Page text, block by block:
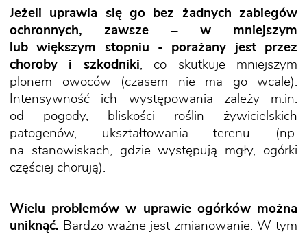
Jeżeli uprawia się go bez żadnych zabiegów
ochronnych, zawsze – w mniejszym
lub większym stopniu - porażany jest przez
choroby i szkodniki, co skutkuje mniejszym
plonem owoców (czasem nie ma go wcale).
Intensywność ich występowania zależy m.in.
od pogody, bliskości roślin żywicielskich
patogenów, ukształtowania terenu (np.
na stanowiskach, gdzie występują mgły, ogórki
częściej chorują).
Wielu problemów w uprawie ogórków można
uniknąć. Bardzo ważne jest zmianowanie. W tym